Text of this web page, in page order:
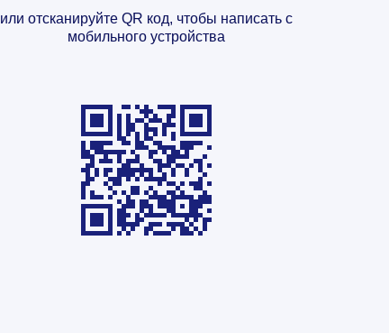
или отсканируйте QR код, чтобы написать с
мобильного устройства